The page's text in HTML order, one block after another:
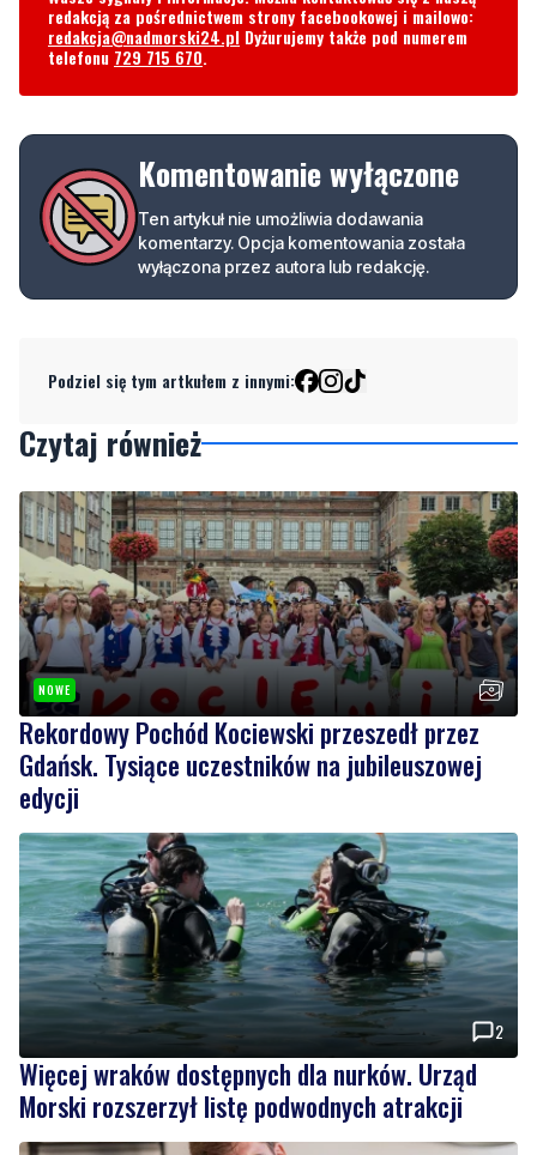
Komentowanie wyłączone
Ten artykuł nie umożliwia dodawania
wyłączona przez autora lub redakcję.
Podziel się tym artkułem z innymi:
NOWE
Rekordowy Pochód Kociewski przeszedł przez
Gdańsk. Tysiące uczestników na jubileuszowej
edycji
2
Więcej wraków dostępnych dla nurków. Urząd
Morski rozszerzył listę podwodnych atrakcji